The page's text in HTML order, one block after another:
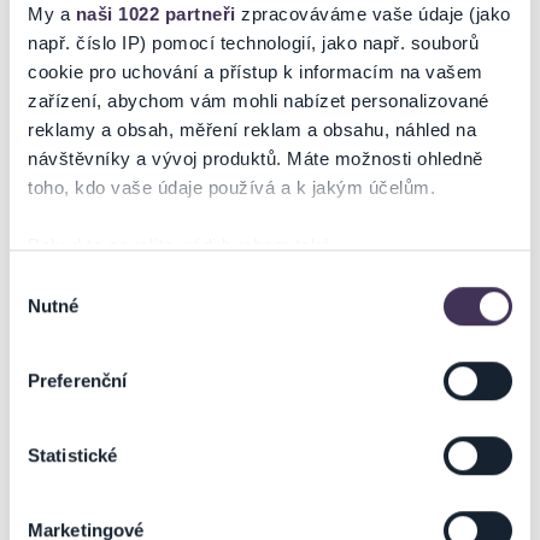
My a naši 1022 partneři zpracováváme vaše údaje (jako
např. číslo IP) pomocí technologií, jako např. souborů
cookie pro uchování a přístup k informacím na vašem
zařízení, abychom vám mohli nabízet personalizované
reklamy a obsah, měření reklam a obsahu, náhled na
návštěvníky a vývoj produktů. Máte možnosti ohledně
toho, kdo vaše údaje používá a k jakým účelům.
Pokud to povolíte, rádi bychom také:
které mohou být přesné na několik metrů
skenování pro konkrétní charakteristiky (otisk prstu)
Zjistěte více o tom, jak zpracováváme vaše osobní
Svůj souhlas můžete kdykoliv změnit nebo odvolat v
souhlasu
Nutné
Preferenční
Statistické
Marketingové
Petr Havrda.
Ticketportal je zárukou pravosti vstupenek
originální vstupenky.
zakoupených na přeprodejních portálech. Ticketportal s
Smlouvu o účasti
na akci uzavíráte přímo s pořadatelem, jehož údaje jsou
uvedeny přímo v košíku.
2022/2065 zavázal nabízet na portále